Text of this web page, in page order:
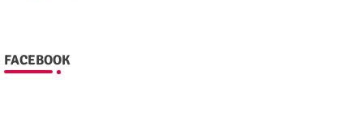
FACEBOOK